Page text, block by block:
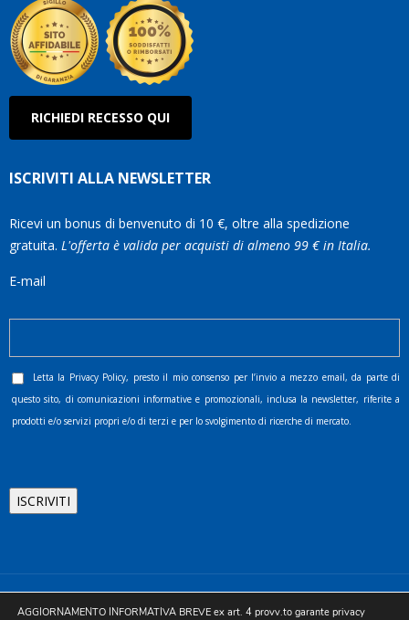
RICHIEDI RECESSO QUI
ISCRIVITI ALLA NEWSLETTER
Ricevi un bonus di benvenuto di 10 €, oltre alla spedizione
gratuita. L'offerta è valida per acquisti di almeno 99 € in Italia.
E-mail
Letta la Privacy Policy, presto il mio consenso per l’invio a mezzo email, da parte di
questo sito, di comunicazioni informative e promozionali, inclusa la newsletter, riferite a
prodotti e/o servizi propri e/o di terzi e per lo svolgimento di ricerche di mercato.
AGGIORNAMENTO INFORMATIVA BREVE ex art. 4 provv.to garante privacy